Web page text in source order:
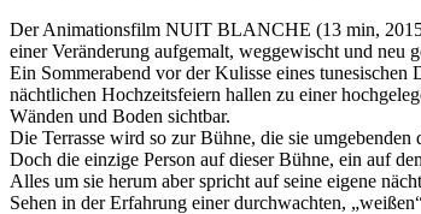
Der Animationsfilm NUIT BLANCHE (13 min, 2015)
einer Veränderung aufgemalt, weggewischt und
Ein Sommerabend vor der Kulisse eines
nächtlichen Hochzeitsfeiern hallen zu einer
Wänden und Boden sichtbar.
Die Terrasse wird so zur Bühne, die sie
Doch die einzige Person auf dieser Bühne, ein auf
Alles um sie herum aber spricht auf seine eigene
Sehen in der Erfahrung einer durchwachten,